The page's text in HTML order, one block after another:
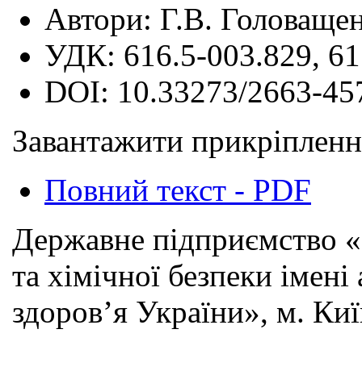
Автори: Г.В.
УДК: 616.5-003.829,
DOI: 10.33273/2663-
Завантажити
Повний текст - PDF
Державне підприємство
та хімічної безпеки
здоров’я України», м.